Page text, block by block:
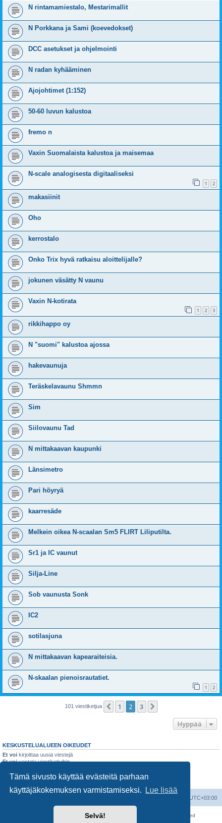
Tämä sivusto käyttää evästeitä parhaan
käyttäjäkokemuksen varmistamiseksi.
Lue lisää
Selvä!
N rintamamiestalo, Mestarimallit
N Porkkana ja Sami (koevedokset)
DCC asetukset ja ohjelmointi
N radan kyhääminen
Ajojohtimet (1:152)
50-60 luvun kalustoa
fremo n
Vaxin Suomalaista kalustoa ja maisemaa
N-scale analogisesta digitaaliseksi
1 2
makasiinit
Oho
kerrostalo
Onko Trix hyvä ratkaisu aloittelijalle?
jokunen väsätty N vaunu
Vaxin N-kotirata
1 2 3
rikkihappo oy
N "suomi" kalustoa ajossa
hakevaunuja
Teräskelavaunu Shmmn
Sim
Siilovaunu Tad
N mittakaavan kaupunki
Länsimetro
Pari höyryä
kaarresäde
Melkein oikea N-scaalan Sm5 FLIRT Liliputilta.
Sr1 ja IC vaunut
Silja-Line
Sob vaunusta Sonk
IC2
sotilasjuna
N mittakaavan kapearaiteisia.
N-skaalan pienoisrautatiet.
1 2
101 viestiketjua Edellinen
1 2 3
Hyppää
KESKUSTELUALUEEN OIKEUDET
Et voi kirjoittaa uusia viestejä
Et voivastata viestiketjuihin
Et voipoistaa omia viestejäsi
lähettää liitetiedostoja
UTC+03:00
Keskustelufoorumin ohjelmistophpBB
® Forum Software © phpBB Limited